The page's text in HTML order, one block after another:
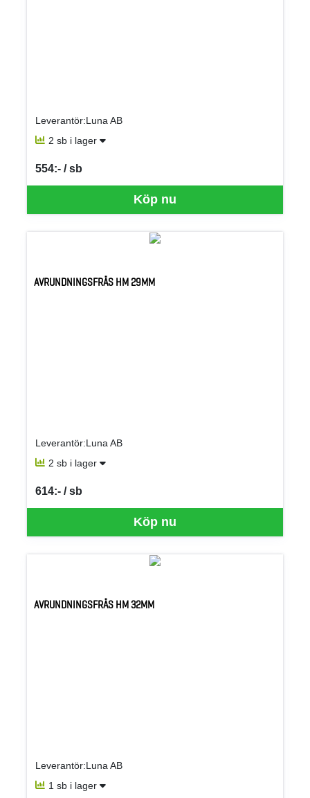
Leverantör:Luna AB
2 sb i lager
Köp nu
554:- / sb
SEK per SB
AVRUNDNINGSFRÄS HM 29MM
Leverantör:Luna AB
2 sb i lager
Köp nu
614:- / sb
SEK per SB
AVRUNDNINGSFRÄS HM 32MM
Leverantör:Luna AB
1 sb i lager